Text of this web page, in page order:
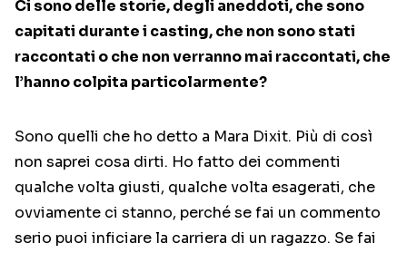
Ci sono delle storie, degli aneddoti, che sono
capitati durante i casting, che non sono stati
raccontati o che non verranno mai raccontati, che
l’hanno colpita particolarmente?
Sono quelli che ho detto a Mara Dixit. Più di così
non saprei cosa dirti. Ho fatto dei commenti
qualche volta giusti, qualche volta esagerati, che
ovviamente ci stanno, perché se fai un commento
serio puoi inficiare la carriera di un ragazzo. Se fai